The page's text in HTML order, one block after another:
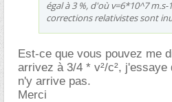
égal à 3 %, d'où v=6*10^7
corrections relativistes sont
Est-ce que vous pouvez me
arrivez à 3/4 * v²/c²,
n'y arrive pas.
Merci